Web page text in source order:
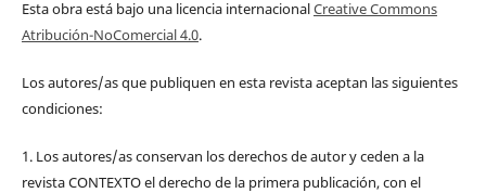
Esta obra está bajo una licencia internacionalCreative Commons
Atribución-NoComercial 4.0.
Los autores/as que publiquen en esta revista aceptan las siguientes
condiciones:
1. Los autores/as conservan los derechos de autor y ceden a la
revista CONTEXTO el derecho de la primera publicación, con el